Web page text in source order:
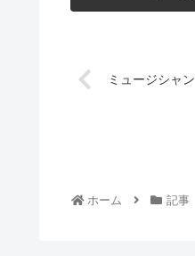
ミュージシャン
ホーム 記事